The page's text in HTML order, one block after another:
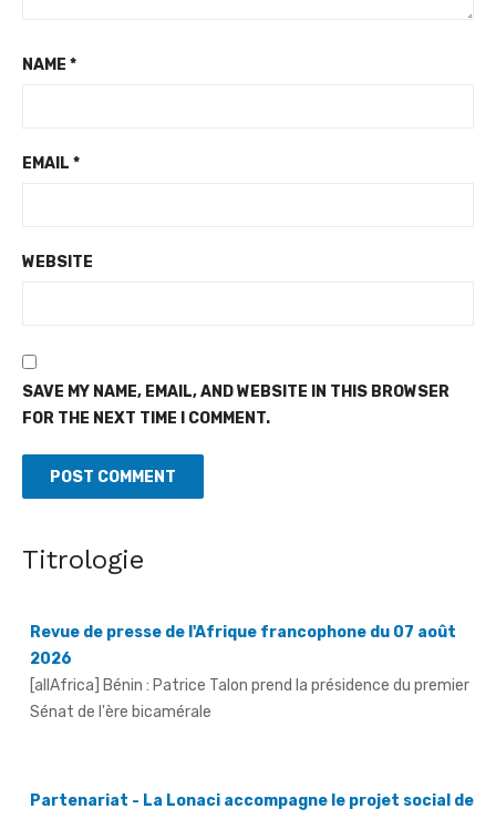
NAME *
EMAIL *
WEBSITE
SAVE MY NAME, EMAIL, AND WEBSITE IN THIS BROWSER
FOR THE NEXT TIME I COMMENT.
Titrologie
2026
[allAfrica] Bénin : Patrice Talon prend la présidence du premier
Sénat de l'ère bicamérale
Miss Côte d'Ivoire 2026